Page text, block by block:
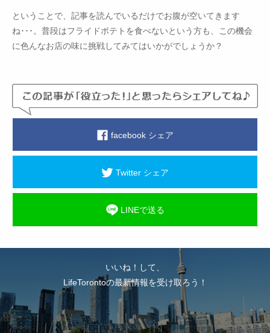
ということで、記事を読んでいるだけでお腹が空いてきます
ね･･･。普段はフライドポテトを食べないという方も、この機会
に色んなお店の味に挑戦してみてはいかがでしょうか？
facebook シェア
Twitter シェア
LINEで送る
いいね！して、
LifeTorontoの最新情報を受け取ろう！